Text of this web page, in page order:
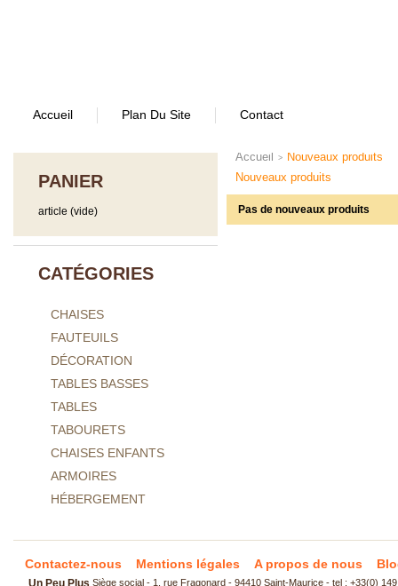
Accueil Plan Du Site Contact
PANIER
article (vide)
CATÉGORIES
CHAISES
FAUTEUILS
DÉCORATION
TABLES BASSES
TABLES
TABOURETS
CHAISES ENFANTS
ARMOIRES
HÉBERGEMENT
Accueil > Nouveaux produits
Nouveaux produits
Pas de nouveaux produits
Contactez-nous Mentions légales A propos de nous
Un Peu Plus Siège social - 1, rue Fragonard - 94410 Saint-Maurice - tel : +33(0)